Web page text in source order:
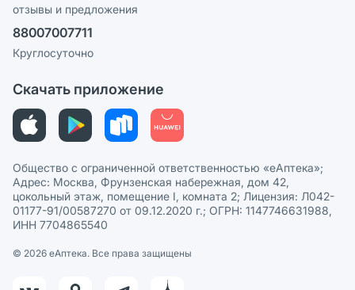
Ваши товары на ЕАПТЕКЕ
Политика конфиденциальности
Пользовательское соглашение
Политика рекомендаций
Этика и соответствие
Политика в отношении обработки персональных данных
отзывы и предложения
88007007711
Круглосуточно
Скачать приложение
Общество с ограниченной ответственностью «еАптека»;
Адрес: Москва, Фрунзенская набережная, дом 42,
цокольный этаж, помещение I, комната 2; Лицензия: Л042-
01177-91/00587270 от 09.12.2020 г.; ОГРН: 1147746631988,
ИНН 7704865540
© 2026 eАптека. Все права защищены